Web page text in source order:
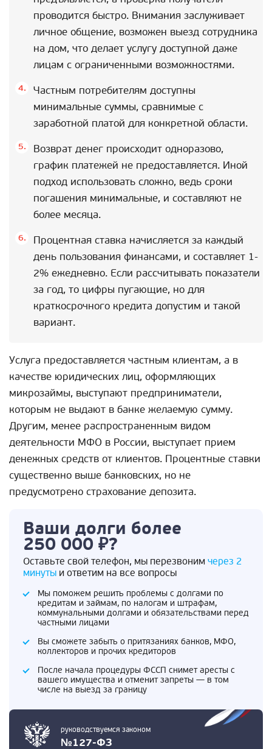
проводится быстро. Внимания заслуживает
личное общение, возможен выезд сотрудника
на дом, что делает услугу доступной даже
лицам с ограниченными возможностями.
Частным потребителям доступны
минимальные суммы, сравнимые с
заработной платой для конкретной области.
Возврат денег происходит одноразово,
график платежей не предоставляется. Иной
подход использовать сложно, ведь сроки
погашения минимальные, и составляют не
более месяца.
Процентная ставка начисляется за каждый
день пользования финансами, и составляет 1-
2% ежедневно. Если рассчитывать показатели
за год, то цифры пугающие, но для
краткосрочного кредита допустим и такой
вариант.
Услуга предоставляется частным клиентам, а в
качестве юридических лиц, оформляющих
микрозаймы, выступают предприниматели,
которым не выдают в банке желаемую сумму.
Другим, менее распространенным видом
деятельности МФО в России, выступает прием
денежных средств от клиентов. Процентные ставки
существенно выше банковских, но не
предусмотрено страхование депозита.
руководствуемся законом
№127-ФЗ
Ваши долги более
250 000 ₽?
Оставьте свой телефон, мы перезвоним через 2
минуты и ответим на все вопросы
Мы поможем решить проблемы с долгами по
кредитам и займам, по налогам и штрафам,
коммунальными долгами и обязательствами перед
частными лицами
Вы сможете забыть о притязаниях банков, МФО,
коллекторов и прочих кредиторов
После начала процедуры ФССП снимет аресты с
вашего имущества и отменит запреты — в том
числе на выезд за границу